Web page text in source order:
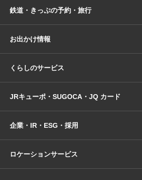
鉄道・きっぷの予約・旅行
お出かけ情報
くらしのサービス
JRキューポ・SUGOCA・JQ カード
企業・IR・ESG・採用
ロケーションサービス